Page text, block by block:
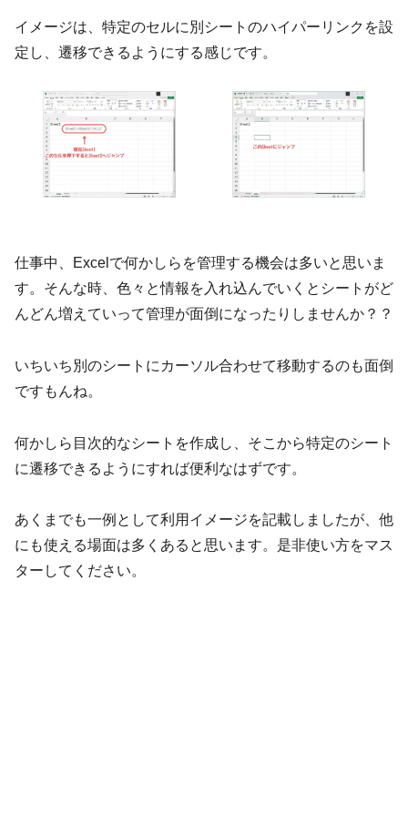
イメージは、特定のセルに別シートのハイパーリンクを設
定し、遷移できるようにする感じです。
仕事中、Excelで何かしらを管理する機会は多いと思いま
す。そんな時、色々と情報を入れ込んでいくとシートがど
んどん増えていって管理が面倒になったりしませんか？？
いちいち別のシートにカーソル合わせて移動するのも面倒
ですもんね。
何かしら目次的なシートを作成し、そこから特定のシート
に遷移できるようにすれば便利なはずです。
あくまでも一例として利用イメージを記載しましたが、他
にも使える場面は多くあると思います。是非使い方をマス
ターしてください。